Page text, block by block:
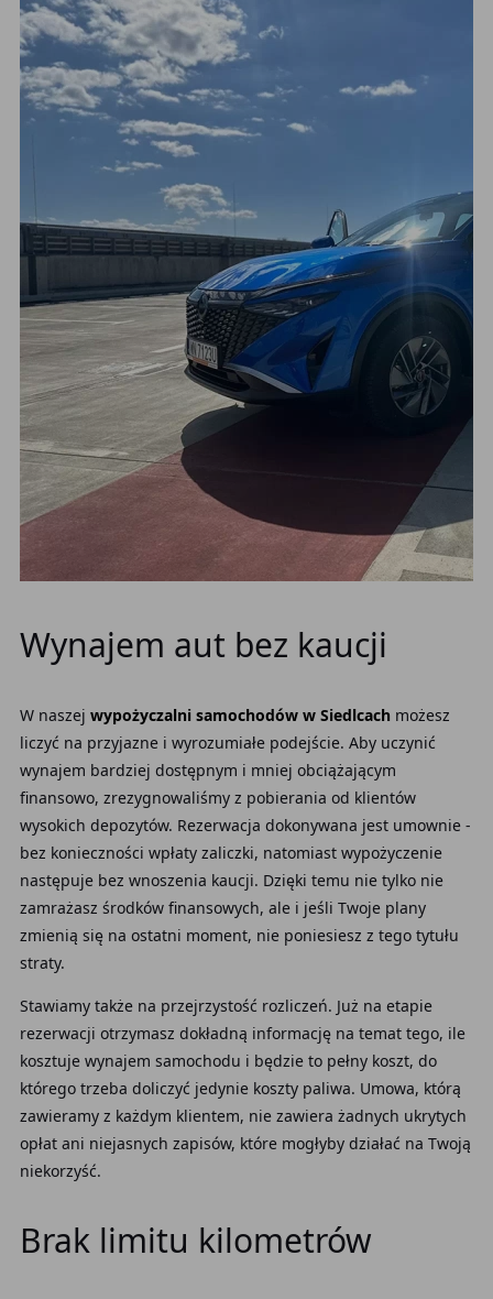
Wynajem aut bez kaucji
W naszej wypożyczalni samochodów w Siedlcach możesz
liczyć na przyjazne i wyrozumiałe podejście. Aby uczynić
wynajem bardziej dostępnym i mniej obciążającym
finansowo, zrezygnowaliśmy z pobierania od klientów
wysokich depozytów. Rezerwacja dokonywana jest umownie -
bez konieczności wpłaty zaliczki, natomiast wypożyczenie
następuje bez wnoszenia kaucji. Dzięki temu nie tylko nie
zamrażasz środków finansowych, ale i jeśli Twoje plany
zmienią się na ostatni moment, nie poniesiesz z tego tytułu
straty.
Stawiamy także na przejrzystość rozliczeń. Już na etapie
rezerwacji otrzymasz dokładną informację na temat tego, ile
kosztuje wynajem samochodu i będzie to pełny koszt, do
którego trzeba doliczyć jedynie koszty paliwa. Umowa, którą
zawieramy z każdym klientem, nie zawiera żadnych ukrytych
opłat ani niejasnych zapisów, które mogłyby działać na Twoją
niekorzyść.
Brak limitu kilometrów